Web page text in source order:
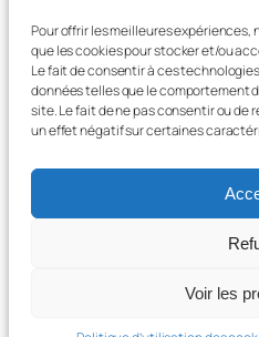
Pour offrir les meilleures
que les cookies pour stocker et/ou
Le fait de consentir à ces
données telles que le comportement
site. Le fait de ne pas consentir ou
un effet négatif sur certaines
Voir les
et formation
Blog
À propos
FAQ